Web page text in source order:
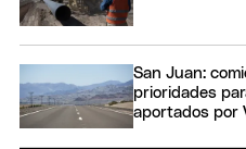
San Juan:
prioridades
aportados por